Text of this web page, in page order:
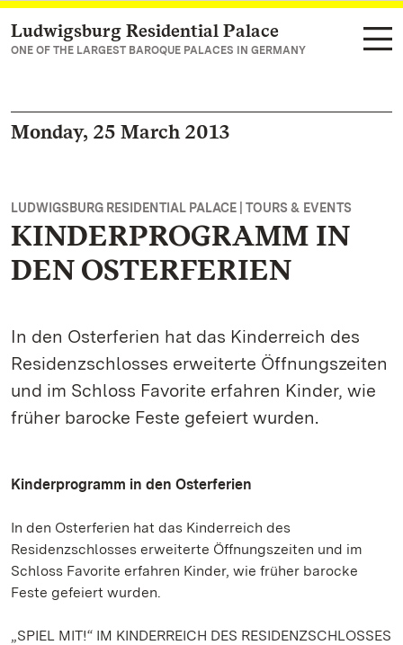
Navigate to main page
Ludwigsburg Residential Palace
ONE OF THE LARGEST BAROQUE PALACES IN GERMANY
Monday, 25 March 2013
LUDWIGSBURG RESIDENTIAL PALACE | TOURS & EVENTS
KINDERPROGRAMM IN
DEN OSTERFERIEN
In den Osterferien hat das Kinderreich des
Residenzschlosses erweiterte Öffnungszeiten
und im Schloss Favorite erfahren Kinder, wie
früher barocke Feste gefeiert wurden.
Kinderprogramm in den Osterferien
In den Osterferien hat das Kinderreich des
Residenzschlosses erweiterte Öffnungszeiten und im
Schloss Favorite erfahren Kinder, wie früher barocke
Feste gefeiert wurden.
„SPIEL MIT!“ IM KINDERREICH DES RESIDENZSCHLOSSES